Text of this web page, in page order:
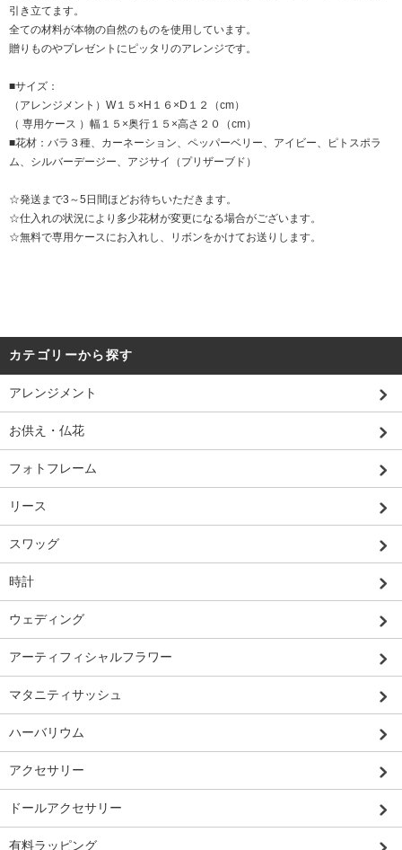
引き立てます。
全ての材料が本物の自然のものを使用しています。
贈りものやプレゼントにピッタリのアレンジです。
■サイズ：
（アレンジメント）W１５×H１６×D１２（cm）
（ 専用ケース ）幅１５×奥行１５×高さ２０（cm）
■花材：バラ３種、カーネーション、ペッパーベリー、アイビー、ピトスポラ
ム、シルバーデージー、アジサイ（プリザーブド）
☆発送まで3～5日間ほどお待ちいただきます。
☆仕入れの状況により多少花材が変更になる場合がございます。
☆無料で専用ケースにお入れし、リボンをかけてお送りします。
カテゴリーから探す
アレンジメント
お供え・仏花
フォトフレーム
リース
スワッグ
時計
ウェディング
アーティフィシャルフラワー
マタニティサッシュ
ハーバリウム
アクセサリー
ドールアクセサリー
有料ラッピング